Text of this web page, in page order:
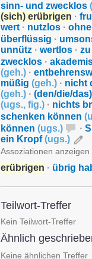
sinn- und zwecklos (
(sich) erübrigen ·
wert · nutzlos ·
überflüssig ·
unnütz · wertlos ·
zwecklos ·
(geh.) ·
müßig (geh.) · nicht
(geh.) · (den/die/
(ugs., fig.) · nichts
schenken können (
können (ugs.) ·
ein Kropf(ugs.)
Assoziationen anzeigen
erübrigen · übrig
Teilwort-Treffer
Kein Teilwort-Treffer
Ähnlich
Keine ähnlichen Treffer